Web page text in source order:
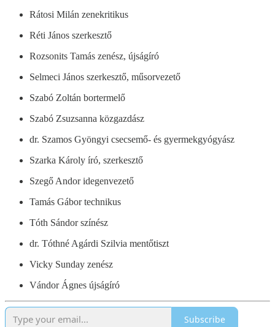
Rátosi Milán zenekritikus
Réti János szerkesztő
Rozsonits Tamás zenész, újságíró
Selmeci János szerkesztő, műsorvezető
Szabó Zoltán bortermelő
Szabó Zsuzsanna közgazdász
dr. Szamos Gyöngyi csecsemő- és gyermekgyógyász
Szarka Károly író, szerkesztő
Szegő Andor idegenvezető
Tamás Gábor technikus
Tóth Sándor színész
dr. Tóthné Agárdi Szilvia mentőtiszt
Vicky Sunday zenész
Vándor Ágnes újságíró
Subscribe